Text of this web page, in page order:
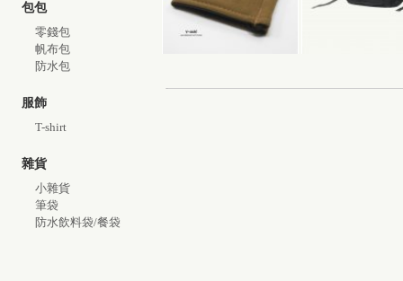
包包
零錢包
帆布包
防水包
服飾
T-shirt
雜貨
小雜貨
筆袋
防水飲料袋/餐袋